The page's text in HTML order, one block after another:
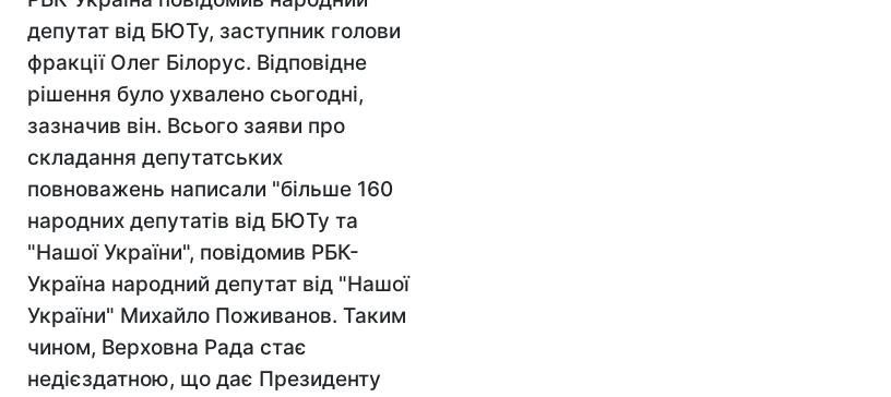
депутат від БЮТу, заступник голови
фракції Олег Білорус. Відповідне
рішення було ухвалено сьогодні,
зазначив він. Всього заяви про
складання депутатських
повноважень написали "більше 160
народних депутатів від БЮТу та
"Нашої України", повідомив РБК-
Україна народний депутат від "Нашої
України" Михайло Поживанов. Таким
чином, Верховна Рада стає
недієздатною, що дає Президенту